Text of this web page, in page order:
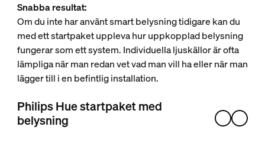
Snabba resultat:
Om du inte har använt smart belysning tidigare kan du
med ett startpaket uppleva hur uppkopplad belysning
fungerar som ett system. Individuella ljuskällor är ofta
lämpliga när man redan vet vad man vill ha eller när man
lägger till i en befintlig installation.
Philips Hue startpaket med
belysning